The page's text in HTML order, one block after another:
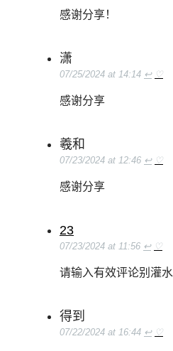
感谢分享！
潇
07/25/2024 at 14:14 ↩ ♡
感谢分享
羲和
07/23/2024 at 12:46 ↩ ♡
感谢分享
23
07/23/2024 at 11:56 ↩ ♡
请输入有效评论别灌水
得到
07/22/2024 at 16:44 ↩ ♡